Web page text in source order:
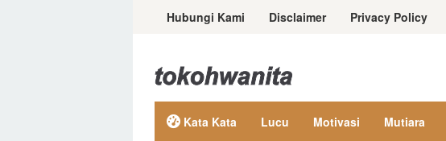
LoncatHubungi Kami Disclaimer Privacy Policy
Kata Kata Lucu Motivasi Mutiara